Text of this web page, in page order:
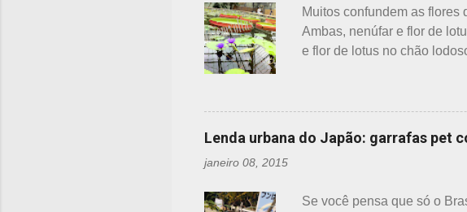
Muitos confundem as flores
Ambas, nenúfar e flor de
e flor de lotus no chão
Basta dar uma olhada nas
fotos. Flor de lotus As
cores, branca, creme e
cor única: verde. As folhas
Lenda urbana do Japão: garrafas pet
janeiro 08, 2015
Se você pensa que só o